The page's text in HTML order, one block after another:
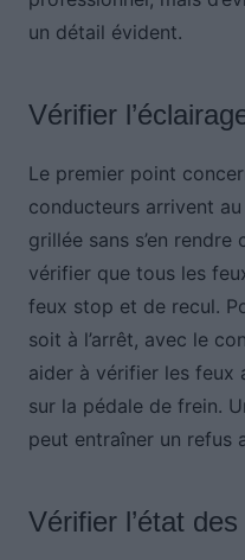
un détail évident.
Vérifier
Le premier point
conducteurs arrivent
grillée sans s’en
vérifier que tous les
feux stop et de recul.
soit à l’arrêt, avec le
aider à vérifier les feux
sur la pédale de frein.
peut entraîner un refus
Vérifier l’état